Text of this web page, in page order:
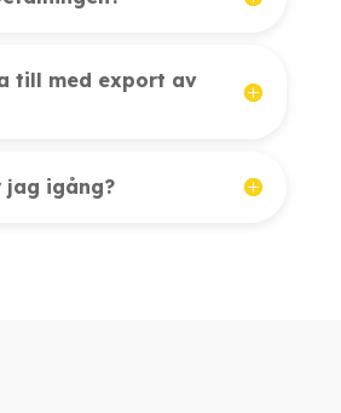
till med export av
jag igång?